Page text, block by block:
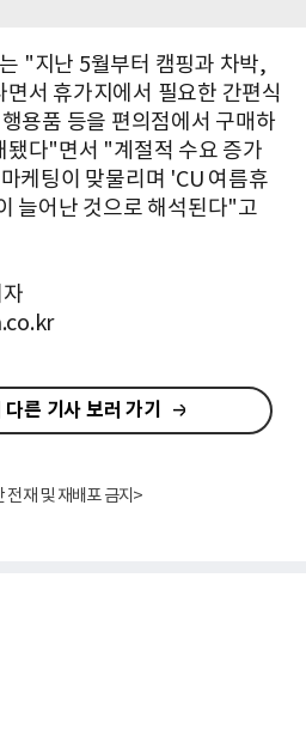
"지난 5월부터 캠핑과 차박,
서 휴가지에서 필요한 간편식
용품 등을 편의점에서 구매하
됐다"면서 "계절적 수요 증가
케팅이 맞물리며 'CU 여름휴
늘어난 것으로 해석된다"고
른 기사 보러 가기
재 및 재배포 금지>